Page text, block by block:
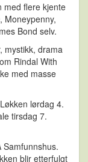
med flere kjente
Moneypenny,
Bond selv.
mystikk, drama
Rindal With
med masse
lørdag 4.
tirsdag 7.
blir etterfulgt